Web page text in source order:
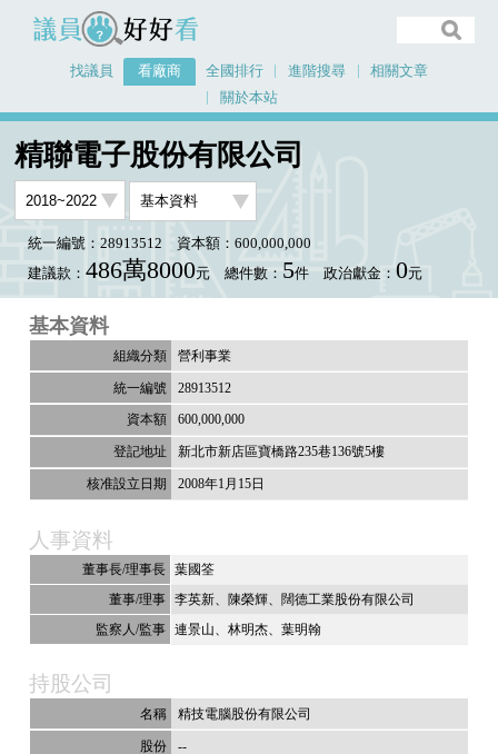
議員好好看
找議員 看廠商 全國排行 進階搜尋
相關文章
關於本站
精聯電子股份有限公司
統一編號：28913512
資本額：600,000,000
建議款： 486萬8000元 總件數： 5件 政治獻金： 0元
基本資料
營利事業
28913512
600,000,000
新北市新店區寶橋路235巷136號5樓
2008年1月15日
人事資料
董事長/理事長 葉國筌
董事/理事 李英新 陳榮輝 闊德工業股份有限公司
監察人/監事 連景山 林明杰 葉明翰
持股公司
精技電腦股份有限公司
--